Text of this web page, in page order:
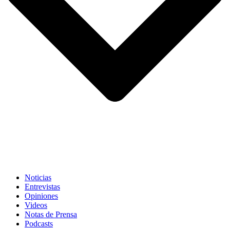
Noticias
Entrevistas
Opiniones
Videos
Notas de Prensa
Podcasts